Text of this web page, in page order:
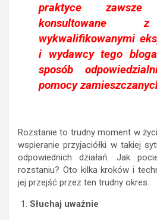
praktyce
konsultowane z
wykwalifikowanymi
i wydawcy tego
sposób
pomocy
Rozstanie to trudny moment w
wspieranie przyjaciółki w takiej
odpowiednich działań. Jak
rozstaniu? Oto kilka kroków i
jej przejść przez ten trudny okres.
Słuchaj uważnie